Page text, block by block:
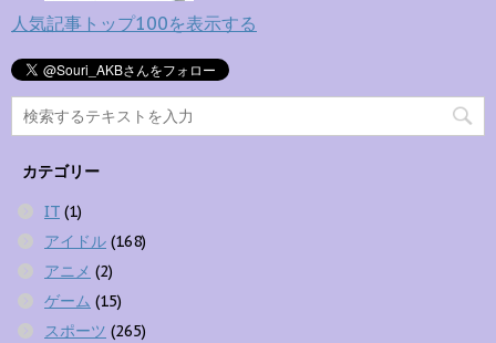
人気記事トップ100を表示する
カテゴリー
IT (1)
アイドル (168)
アニメ (2)
ゲーム (15)
スポーツ (265)